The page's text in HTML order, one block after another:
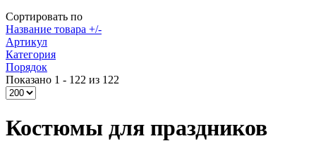
Сортировать по
Название товара +/-
Артикул
Категория
Порядок
Показано 1 - 122 из 122
Костюмы для праздников